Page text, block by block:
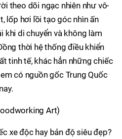
theo dõi ngạc nhiên như vô-
lốp hơi lồi tạo góc nhìn ấn
khi di chuyển và không làm
thời hệ thống điều khiển
tinh tế, khác hẳn những chiếc
có nguồn gốc Trung Quốc
Art)
xe độc hay bản độ siêu đẹp?